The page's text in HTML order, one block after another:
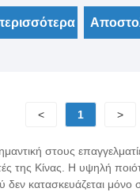
< 1 >
στους
της Κίνας. Η υψηλή
δεν κατασκευάζεται μόνο